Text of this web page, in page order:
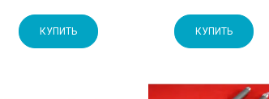
КУПИТЬ КУПИТЬ